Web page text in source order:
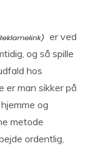
er ved
og så spille
hos
er man sikker på
og
metode
ordentlig,